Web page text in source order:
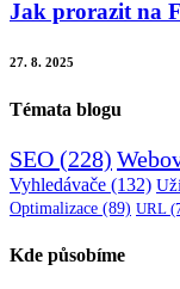
Jak prorazit na
27. 8. 2025
Témata blogu
SEO (228)
Vyhledávače (132)
Optimalizace (89) URL
Kde působíme